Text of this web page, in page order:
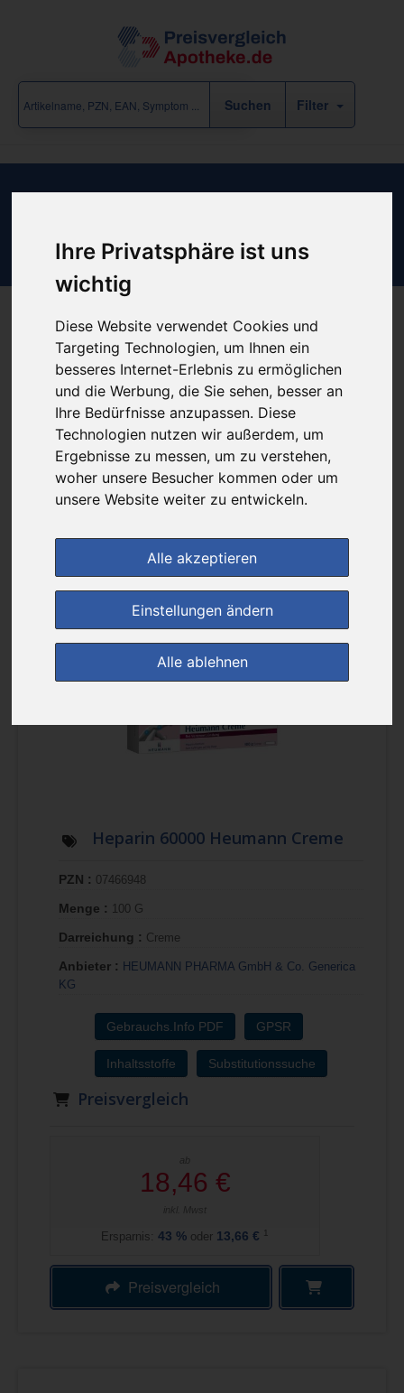
Ihre Privatsphäre ist uns
wichtig
Diese Website verwendet Cookies und
Targeting Technologien, um Ihnen ein
besseres Internet-Erlebnis zu ermöglichen
und die Werbung, die Sie sehen, besser an
Ihre Bedürfnisse anzupassen. Diese
Technologien nutzen wir außerdem, um
Ergebnisse zu messen, um zu verstehen,
woher unsere Besucher kommen oder um
unsere Website weiter zu entwickeln.
Alle akzeptieren
Einstellungen ändern
Alle ablehnen
Filter
Venenmittel" (63 Treffer)
eine Rubrik-Ebene zurück
« ‹ 1 2 3 4 5 ... ›
Filter anzeigen
Sortierung :
pro Seite :
(0)
Heparin 60000 Heumann Creme
PZN : 07466948
Menge : 100 G
Darreichung : Creme
Anbieter : HEUMANN PHARMA GmbH & Co. Generica
KG
Gebrauchs.Info PDF GPSR
Inhaltsstoffe Substitutionssuche
Preisvergleich
ab
18,46 €
inkl. Mwst
Ersparnis: 43 % oder 13,66 € 1
Preisvergleich